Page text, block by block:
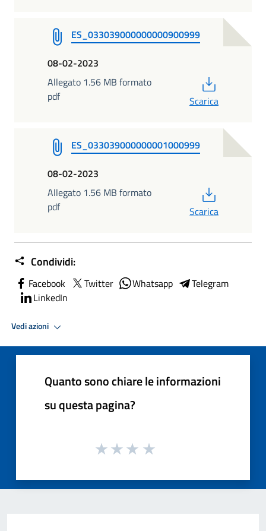
ES_033039000000000900999
08-02-2023
Allegato 1.56 MB formato
pdf
Scarica
ES_033039000000001000999
08-02-2023
Allegato 1.56 MB formato
pdf
Scarica
Condividi:
Facebook Twitter Whatsapp
Telegram
LinkedIn
Vedi azioni
Quanto sono chiare le informazioni
su questa pagina?